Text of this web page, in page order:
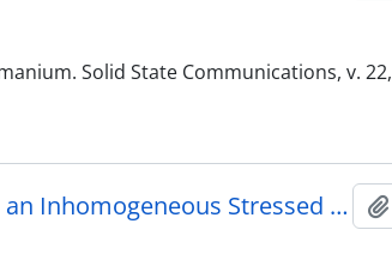
Solid State Communications, v. 22,
EHD-Light Scattering and Absorption in an Inhomogeneous Stressed Germanium